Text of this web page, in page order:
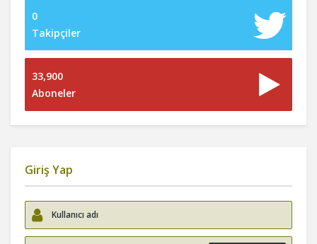
0
Takipçiler
33,900
Aboneler
Giriş Yap